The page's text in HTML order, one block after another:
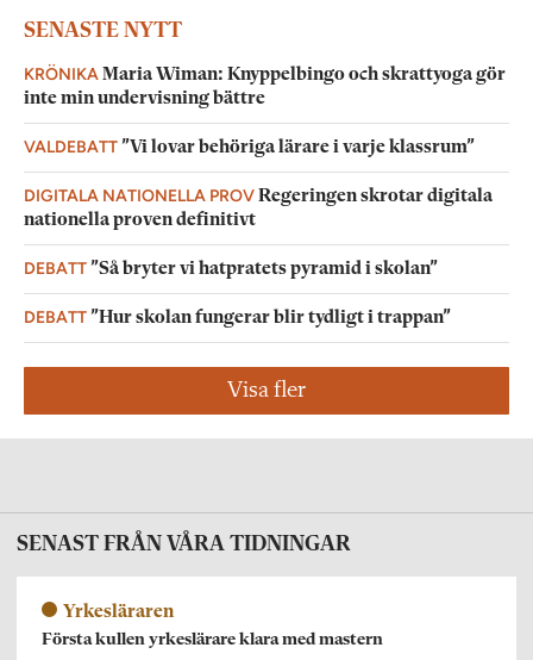
SENASTE NYTT
KRÖNIKA Maria Wiman: Knyppelbingo och skrattyoga gör
inte min undervisning bättre
VALDEBATT”Vi lovar behöriga lärare i varje klassrum”
DIGITALA NATIONELLA PROVRegeringen skrotar digitala
nationella proven definitivt
DEBATT”Så bryter vi hatpratets pyramid i skolan”
DEBATT”Hur skolan fungerar blir tydligt i trappan”
Visa fler
SENAST FRÅN VÅRA TIDNINGAR
Yrkesläraren
Första kullen yrkeslärare klara med mastern